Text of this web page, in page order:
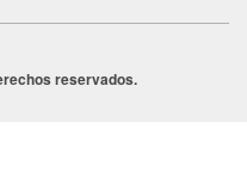
reservados.